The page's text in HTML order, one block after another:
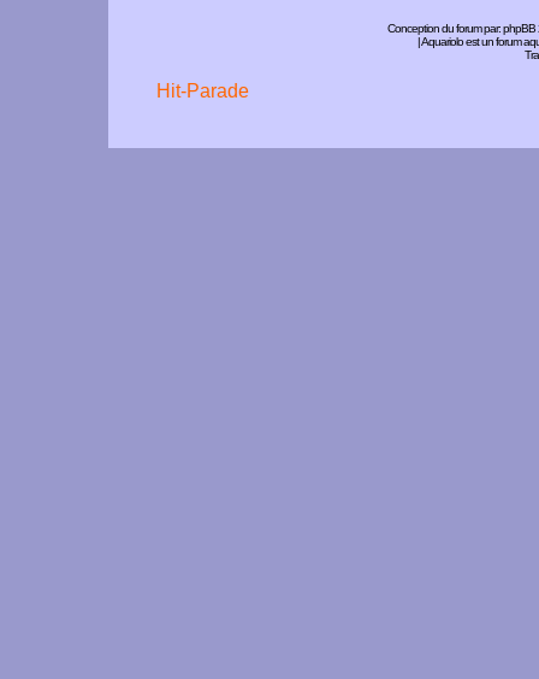
Conception du forum par:phpBB
| Aquariolo est un forum